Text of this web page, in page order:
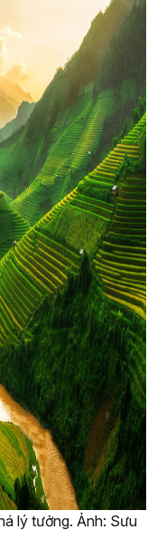
lý tưởng. Ảnh: Sưu